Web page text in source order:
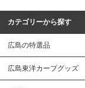
カテゴリーから探す
広島の特選品
広島東洋カープグッズ